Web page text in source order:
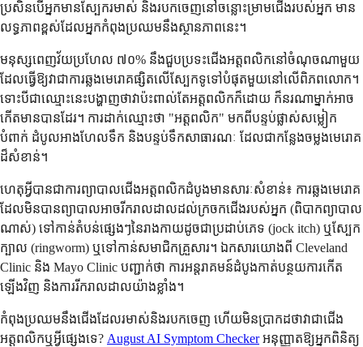
ប្រសិនបើអ្នកមានស្បែករមាស់ និងរបកចេញនៅចន្លោះម្រាមជើងរបស់អ្នក មាន
លទ្ធភាពខ្ពស់ដែលអ្នកកំពុងប្រឈមនឹងស្ថានភាពនេះ។
មនុស្សពេញវ័យប្រហែល ៧០% នឹងជួបប្រទះជើងអត្តពលិកនៅចំណុចណាមួយ
ដែលធ្វើឱ្យវាជាការឆ្លងមេរោគផ្សិតលើស្បែកទូទៅបំផុតមួយនៅលើពិភពលោក។
ទោះបីជាឈ្មោះនេះបង្ហាញថាវាប៉ះពាល់តែអត្តពលិកក៏ដោយ ក៏នរណាម្នាក់អាច
កើតមានបានដែរ។ ការដាក់ឈ្មោះថា "អត្តពលិក" មកពីបន្ទប់ផ្លាស់សម្លៀក
បំពាក់ ដំបូលអាងហែលទឹក និងបន្ទប់ទឹកសាធារណៈ ដែលជាកន្លែងចម្លងមេរោគ
ដ៏សំខាន់។
ហេតុអ្វីបានជាការព្យាបាលជើងអត្តពលិកដំបូងមានសារៈសំខាន់៖ ការឆ្លងមេរោគ
ដែលមិនបានព្យាបាលអាចរីករាលដាលដល់ក្រចកជើងរបស់អ្នក (ពិបាកព្យាបាល
ណាស់) ទៅកាន់តំបន់ផ្សេងៗនៃរាងកាយដូចជាប្រដាប់ភេទ (jock itch) ឬស្បែក
ក្បាល (ringworm) ឬទៅកាន់សមាជិកគ្រួសារ។ ឯកសារយោងពី Cleveland
Clinic និង Mayo Clinic បញ្ជាក់ថា ការអន្តរាគមន៍ដំបូងកាត់បន្ថយការកើត
ឡើងវិញ និងការរីករាលដាលយ៉ាងខ្លាំង។
កំពុង​ប្រឈម​នឹង​ជើង​ដែល​រមាស់​និង​របក​ចេញ ហើយ​មិន​ប្រាកដ​ថា​វា​ជា​ជើង​
អត្តពលិក​ឬ​អ្វី​ផ្សេង​ទេ? August AI Symptom Checkerអនុញ្ញាតឱ្យអ្នកពិនិត្យ